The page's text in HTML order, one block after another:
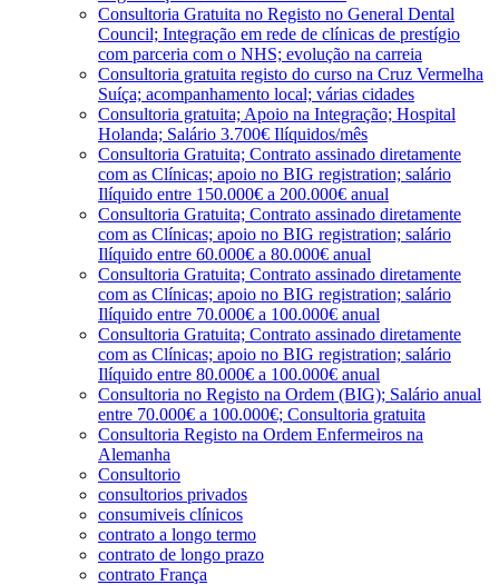
Consultoria Gratuita no Registo no General Dental
Council; Integração em rede de clínicas de prestígio
com parceria com o NHS; evolução na carreia
Consultoria gratuita registo do curso na Cruz Vermelha
Suíça; acompanhamento local; várias cidades
Consultoria gratuita; Apoio na Integração; Hospital
Holanda; Salário 3.700€ Ilíquidos/mês
Consultoria Gratuita; Contrato assinado diretamente
com as Clínicas; apoio no BIG registration; salário
Ilíquido entre 150.000€ a 200.000€ anual
Consultoria Gratuita; Contrato assinado diretamente
com as Clínicas; apoio no BIG registration; salário
Ilíquido entre 60.000€ a 80.000€ anual
Consultoria Gratuita; Contrato assinado diretamente
com as Clínicas; apoio no BIG registration; salário
Ilíquido entre 70.000€ a 100.000€ anual
Consultoria Gratuita; Contrato assinado diretamente
com as Clínicas; apoio no BIG registration; salário
Ilíquido entre 80.000€ a 100.000€ anual
Consultoria no Registo na Ordem (BIG); Salário anual
entre 70.000€ a 100.000€; Consultoria gratuita
Consultoria Registo na Ordem Enfermeiros na
Alemanha
Consultorio
consultorios privados
consumiveis clínicos
contrato a longo termo
contrato de longo prazo
contrato França